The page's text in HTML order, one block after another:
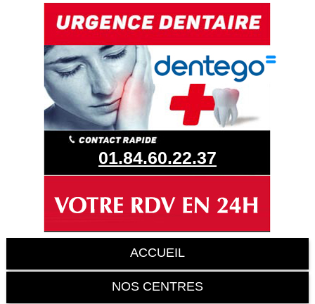
01.84.60.22.37
ACCUEIL
NOS CENTRES